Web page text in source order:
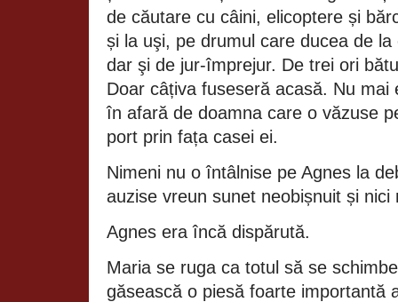
de căutare cu câini, elicoptere și
și la uşi, pe drumul care ducea de
dar şi de jur‑împrejur. De trei ori
Doar câțiva fuseseră acasă. Nu mai
în afară de doamna care o văzuse
port prin fața casei ei.
Nimeni nu o întâlnise pe Agnes la
auzise vreun sunet neobișnuit și
Agnes era încă dispărută.
Maria se ruga ca totul să se
găsească o piesă foarte importantă